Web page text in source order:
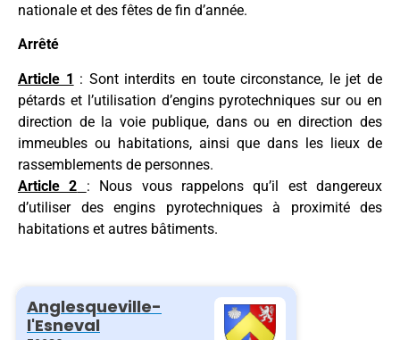
nationale et des fêtes de fin d’année.
Arrêté
Article 1 : Sont interdits en toute circonstance, le jet de
pétards et l’utilisation d’engins pyrotechniques sur ou en
direction de la voie publique, dans ou en direction des
immeubles ou habitations, ainsi que dans les lieux de
rassemblements de personnes.
Article 2
: Nous vous rappelons qu’il est dangereux
d’utiliser des engins pyrotechniques à proximité des
habitations et autres bâtiments.